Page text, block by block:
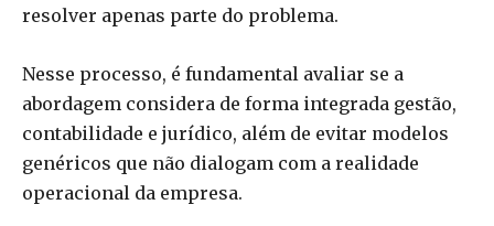
resolver apenas parte do problema.
Nesse processo, é fundamental avaliar se a
abordagem considera de forma integrada gestão,
contabilidade e jurídico, além de evitar modelos
genéricos que não dialogam com a realidade
operacional da empresa.